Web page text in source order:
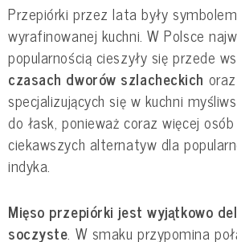
Przepiórki przez lata były
wyrafinowanej kuchni. W Polsce
popularnością cieszyły się przede
czasach dworów szlacheckich
specjalizujących się w kuchni
do łask, ponieważ coraz więcej
ciekawszych alternatyw dla
indyka.
Mięso przepiórki jest wyjątkowo
soczyste. W smaku przypomina